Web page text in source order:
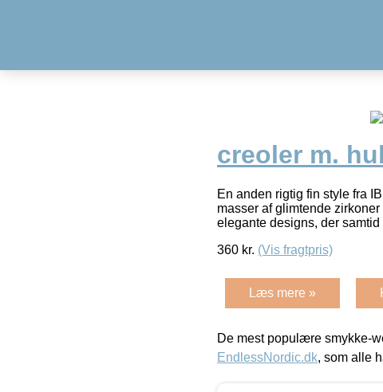
creoler m.
En anden rigtig fin style fra
masser af glimtende
elegante designs, der samtid
360 kr. (Vis fragtpris)
Læs mere »
De mest populære smykke-
EndlessNordic.dk, som alle